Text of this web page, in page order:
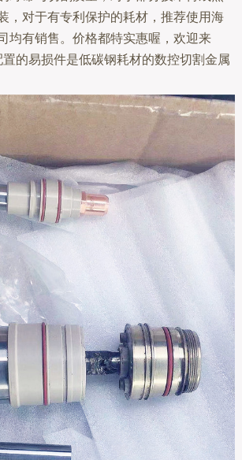
，对于有专利保护的耗材，推荐使用海
均有销售。价格都特实惠喔，欢迎来
的易损件是低碳钢耗材的数控切割金属